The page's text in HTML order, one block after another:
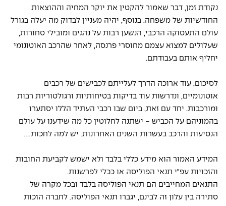
נקודת זמן, דבר שאמור להקטין את יוקר המחיה וההוצאות
החודשיות של משפחה. בנוסף, יהיה מעניין לבדוק מה יעלה בגורל
עולם התעסוקה הרכבי, הנשען רבות על נהגים ומובילי סחורות,
שעלולים למצוא עצמם מחוסרי פרנסה, לאחר שהרכב האוטונומי
יחליף אותם בעבודתם.
לסיכום, עוד ארוכה הדרך לעלייתם לכבישים של רכבים
אוטונומיים, ונדרשות עוד בדיקות בטיחותיות ורגולטוריות רבות
ומורכבות. יחד עם זאת, ביום שבו רכבי העתיד הללו יסתערו
בהמוניהם על הכביש - ישתנה לחלוטין כל מה שידענו על עולם
הנסיעות והרכב בעשרות השנים האחרונות. יש למה לחכות....
המידע האמור הוא מידע כללי בלבד ולא ישמש לקביעת החובות
והזכויות עפ"י תנאי הפוליסה או ככלי לפרשנות.
התנאים המחייבים הם תנאי הפוליסה בלבד ובכל מקרה של
סתירה בין עלון זה לבינם, יגברו תנאי הפוליסה. לחברה הזכות